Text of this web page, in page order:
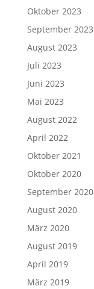
Oktober 2023
September 2023
August 2023
Juli 2023
Juni 2023
Mai 2023
August 2022
April 2022
Oktober 2021
Oktober 2020
September 2020
August 2020
März 2020
August 2019
April 2019
März 2019